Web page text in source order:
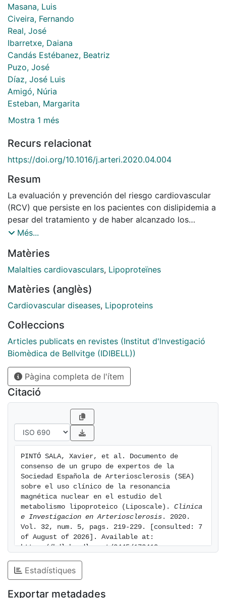
Masana, Luis
Civeira, Fernando
Real, José
Ibarretxe, Daiana
Candás Estébanez, Beatriz
Puzo, José
Díaz, José Luis
Amigó, Núria
Esteban, Margarita
Mostra 1 més
Recurs relacionat
https://doi.org/10.1016/j.arteri.2020.04.004
Resum
La evaluación y prevención del riesgo cardiovascular
(RCV) que persiste en los pacientes con dislipidemia a
pesar del tratamiento y de haber alcanzado los
objetivos específicos de la concentración plasmática
(c-LDL) es un reto clínico en la actualidad, y sugiere
que los biomarcadores lipídicos convencionales
RCV. Más allá de su contenido lipídico, existen otras
características propias de las partículas lipoproteicas
influencia en el RCV. Sin embargo, dichas
características adicionales no pueden ser analizadas
por las técnicas utilizadas habitualmente en los
laboratorios clínicos. La espectroscopia por
resonancia magnética nuclear (RMN) es una técnica
que permite un análisis detallado de la cantidad,
composición y tamaño de las lipoproteínas y
proporciona información más detallada del estado del
metabolismo lipídico y del RCV en los pacientes
dislipémicos. En este artículo un grupo de lipidólogos
de la Sociedad Española de Arteriosclerosis revisa la
evidencia existente sobre los mecanismos
aterogénicos de las partículas lipoproteicas y
describen el fundamento técnico y la interpretación de
los perfiles lipoproteicos obtenidos mediante RMN,
haciendo especial referencia al test disponible en
España (Liposcale®). Asimismo, se definen los
principales perfiles de pacientes en los que dicho
análisis aportaría una información de mayor interés
clínico, los cuales son: a) sospecha de discordancia
entre las concentraciones de lípidos y el número de
partículas, situación frecuente en la diabetes, la
obesidad, el síndrome metabólico y la
Més...
Matèries
Malalties cardiovasculars, Lipoproteïnes
Matèries (anglès)
Cardiovascular diseases, Lipoproteins
Col·leccions
Articles publicats en revistes (Institut d'lnvestigació
Biomèdica de Bellvitge (IDIBELL))
Pàgina completa de l'ítem
Citació
PINTÓ SALA, Xavier, et al. Documento de
consenso de un grupo de expertos de la
Sociedad Española de Arteriosclerosis (SEA)
sobre el uso clínico de la resonancia
magnética nuclear en el estudio del
metabolismo lipoproteico (Liposcale). Clinica
e Investigacion en Arteriosclerosis . 2020.
Vol. 32, num. 5, pags. 219-229. [consulted: 7
of August of 2026]. Available at:
https://hdl.handle.net/2445/173410
Estadístiques
Exportar metadades